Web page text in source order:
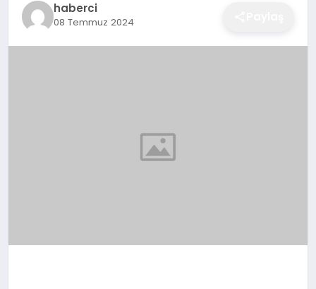
EĞITIMhaberci
08 Temmuz 2024